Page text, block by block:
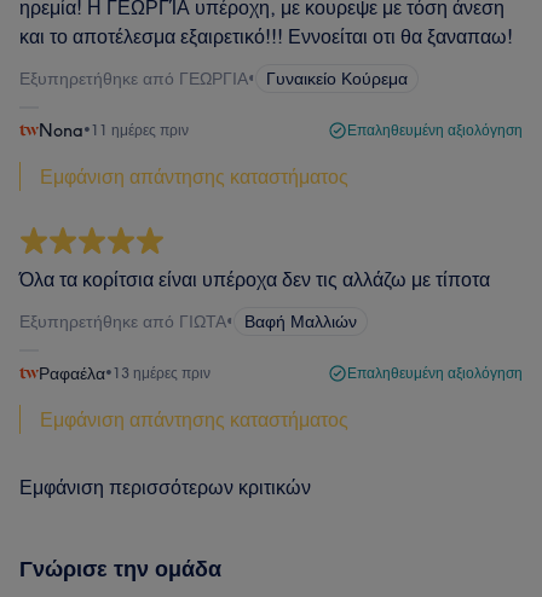
ηρεμία! Η ΓΕΩΡΓΊΑ υπέροχη, με κουρεψε με τόση άνεση
και το αποτέλεσμα εξαιρετικό!!! Εννοείται οτι θα ξαναπαω!
Εξυπηρετήθηκε από ΓΕΩΡΓΙΑ• Γυναικείο Κούρεμα
Nona•11 ημέρες πριν Επαληθευμένη αξιολόγηση
Εμφάνιση απάντησης καταστήματος
Όλα τα κορίτσια είναι υπέροχα δεν τις αλλάζω με τίποτα
Εξυπηρετήθηκε από ΓΙΩΤΑ• Βαφή Μαλλιών
Ραφαέλα•13 ημέρες πριν Επαληθευμένη αξιολόγηση
Εμφάνιση απάντησης καταστήματος
Εμφάνιση περισσότερων κριτικών
Γνώρισε την ομάδα